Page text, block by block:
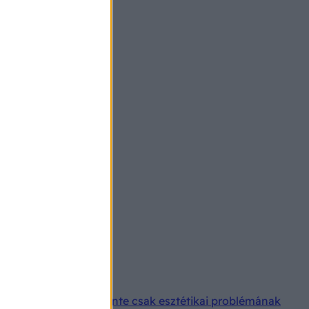
Sokan eleinte csak esztétikai problémának